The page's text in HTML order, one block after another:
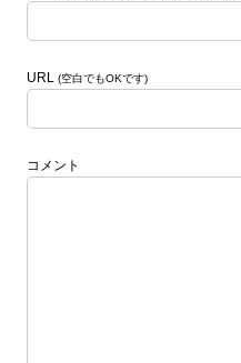
URL (空白でもOKです)
コメント